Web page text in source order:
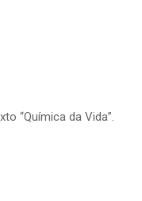
“Química da Vida”.